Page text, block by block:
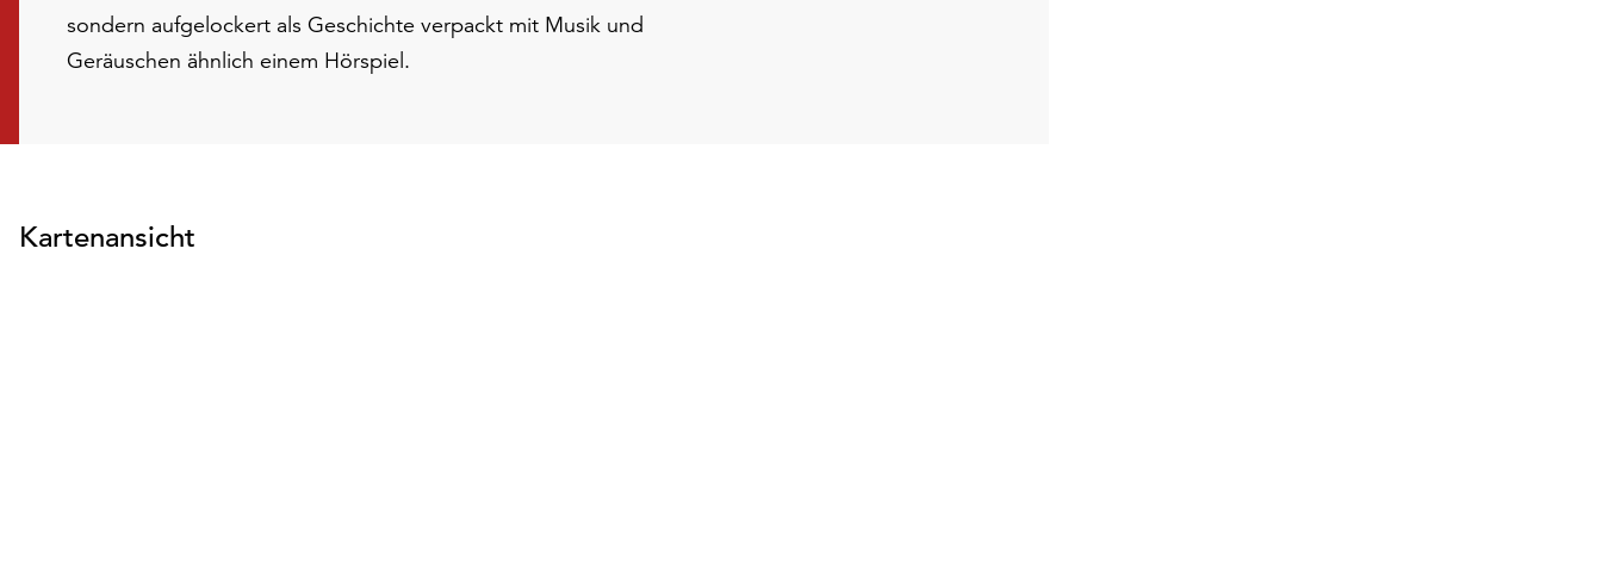
sondern aufgelockert als Geschichte verpackt mit Musik und
Geräuschen ähnlich einem Hörspiel.
Kartenansicht